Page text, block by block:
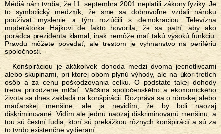
Médiá nám tvrdia, že 11. septembra 2001 neplatili zákony fyziky. Je
to symbolický medzník, že sme sa dobrovoľne vzdali nároku
používať myslenie a tým rozlúčili s demokraciou. Televízna
moderátorka Hájkovi de fakto hovorila, že sa patrí, aby ako
poradca prezidenta klamal, inak nemôže mať takú vysokú funkciu.
Pravdu môžete povedať, ale trestom je vyhnanstvo na perifériu
spoločnosti.
Konšpiráciou je akákoľvek dohoda medzi dvoma jednotlivcami
alebo skupinami, pri ktorej obom plynú výhody, ale na úkor tretích
osôb a za cenu poškodzovania celku. O podstate takej dohody
treba prirodzene mlčať. Väčšina spoločenského a ekonomického
života sa dnes zakladá na konšpirácii. Rozpráva sa o rómskej alebo
maďarskej menšine, ale ja nevidím, že by boli naozaj
diskriminované. Vidím ale jednu naozaj diskriminovanú menšinu, a
tou sú čestní ľudia, ktorí sú prekážkou rôznych konšpirácií a sú za
to tvrdo existenčne vydieraní.